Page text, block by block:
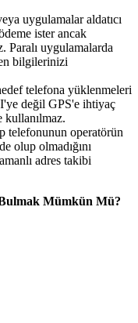
uygulamalar aldatıcı
ister ancak
Paralı uygulamalarda
bilgilerinizi
telefona yüklenmeleri
değil GPS'e ihtiyaç
telefonunun operatörün
olup olmadığını
adres takibi
Mümkün Mü?